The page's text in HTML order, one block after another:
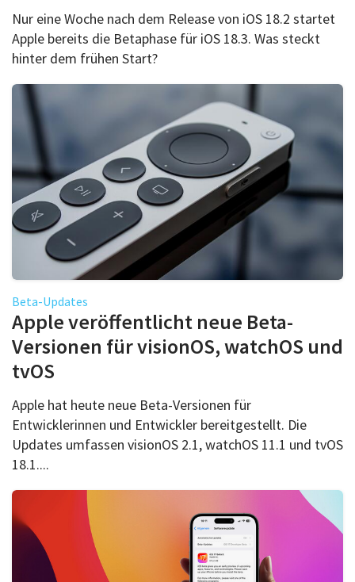
Nur eine Woche nach dem Release von iOS 18.2 startet
Apple bereits die Betaphase für iOS 18.3. Was steckt
hinter dem frühen Start?
Beta-Updates
Apple veröffentlicht neue Beta-
Versionen für visionOS, watchOS und
tvOS
Apple hat heute neue Beta-Versionen für
Entwicklerinnen und Entwickler bereitgestellt. Die
Updates umfassen visionOS 2.1, watchOS 11.1 und tvOS
18.1....